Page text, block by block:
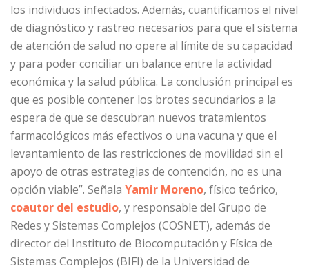
los individuos infectados. Además, cuantificamos el nivel
de diagnóstico y rastreo necesarios para que el sistema
de atención de salud no opere al límite de su capacidad
y para poder conciliar un balance entre la actividad
económica y la salud pública. La conclusión principal es
que es posible contener los brotes secundarios a la
espera de que se descubran nuevos tratamientos
farmacológicos más efectivos o una vacuna y que el
levantamiento de las restricciones de movilidad sin el
apoyo de otras estrategias de contención, no es una
opción viable”. Señala Yamir Moreno, físico teórico,
coautor del estudio, y responsable del Grupo de
Redes y Sistemas Complejos (COSNET), además de
director del Instituto de Biocomputación y Física de
Sistemas Complejos (BIFI) de la Universidad de